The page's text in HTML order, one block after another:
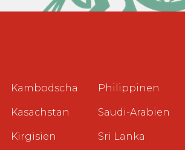
Kambodscha
Kasachstan
Kirgisien
Philippinen
Saudi-Arabien
Sri Lanka